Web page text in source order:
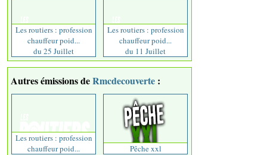
Les routiers : profession
chauffeur poid...
du 25 Juillet
Les routiers : profession
chauffeur poid...
du 11 Juillet
Autres émissions deRmcdecouverte :
Les routiers : profession
chauffeur poid...
Pêche xxl